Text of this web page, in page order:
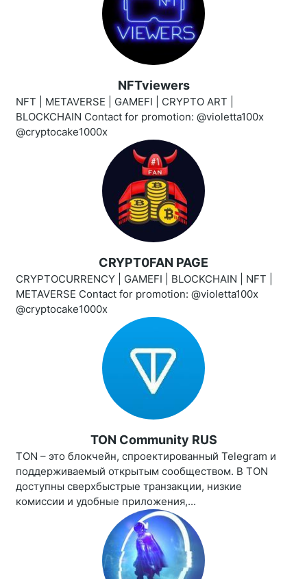
NFTviewers
NFT | METAVERSE | GAMEFI | CRYPTO ART |
BLOCKCHAIN Contact for promotion: @violetta100x
@cryptocake1000x
CRYPT0FAN PAGE
CRYPTOCURRENCY | GAMEFI | BLOCKCHAIN | NFT |
METAVERSE Contact for promotion: @violetta100x
@cryptocake1000x
TON Community RUS
TON – это блокчейн, спроектированный Telegram и
поддерживаемый открытым сообществом. В TON
доступны сверхбыстрые транзакции, низкие
комиссии и удобные приложения,...